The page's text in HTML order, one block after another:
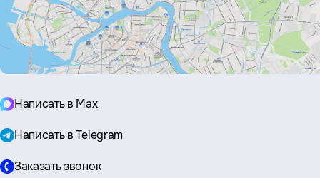
Написать в Max
Написать в Telegram
Заказать звонок